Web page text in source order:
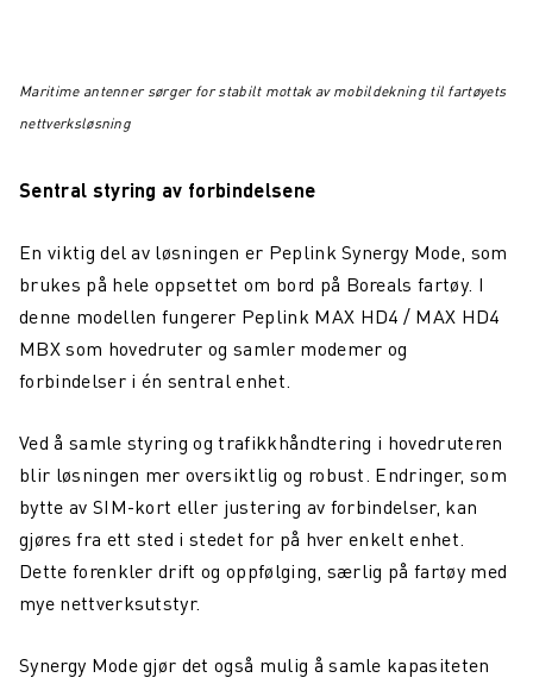
Maritime antenner sørger for stabilt mottak av mobildekning til fartøyets
nettverksløsning
Sentral styring av forbindelsene
En viktig del av løsningen er Peplink Synergy Mode, som
brukes på hele oppsettet om bord på Boreals fartøy. I
denne modellen fungerer Peplink MAX HD4 / MAX HD4
MBX som hovedruter og samler modemer og
forbindelser i én sentral enhet.
Ved å samle styring og trafikkhåndtering i hovedruteren
blir løsningen mer oversiktlig og robust. Endringer, som
bytte av SIM-kort eller justering av forbindelser, kan
gjøres fra ett sted i stedet for på hver enkelt enhet.
Dette forenkler drift og oppfølging, særlig på fartøy med
mye nettverksutstyr.
Synergy Mode gjør det også mulig å samle kapasiteten